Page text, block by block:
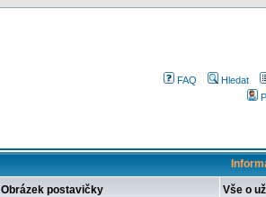
FAQ
Hledat
Obrázek postavičky Vše o